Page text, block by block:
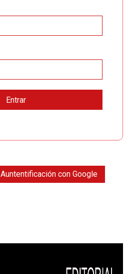
Auntentificación con Google